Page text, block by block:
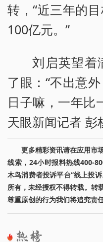
转，“近三年的
100亿元。”
刘启英望着
了眼：“不出意
日子嘛，一年比
天眼新闻记者 彭
更多精彩资讯请在应用市
线索，24小时报料热线400-
木鸟消费者投诉平台”线上投
所有，未经授权不得转载。
尊重原创的行为我们将追究责任